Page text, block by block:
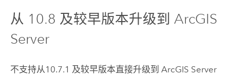
从 10.8 及较早版本升级到 ArcGIS
Server
不支持从10.7.1 及较早版本直接升级到 ArcGIS Server